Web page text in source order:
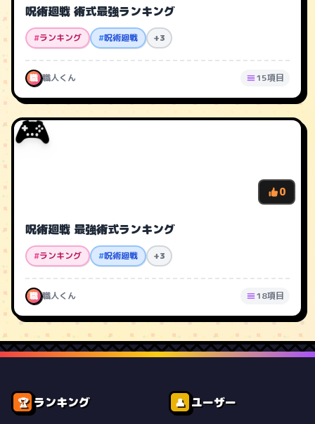
呪術廻戦 術式最強ランキング
#ランキング #呪術廻戦 +3
職 職人くん 15項目
🎮
0
呪術廻戦 最強術式ランキング
#ランキング #呪術廻戦 +3
職 職人くん 18項目
🏆 ランキング 👤 ユーザー